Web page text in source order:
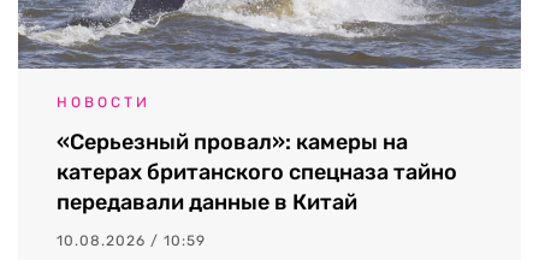
НОВОСТИ
«Серьезный провал»: камеры на
катерах британского спецназа тайно
передавали данные в Китай
10.08.2026 / 10:59